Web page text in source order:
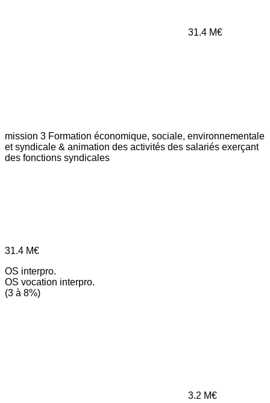
31.4 M€
mission 3 Formation économique, sociale, environnementale
et syndicale & animation des activités des salariés exerçant
des fonctions syndicales
31.4 M€
OS interpro.
OS vocation interpro.
(3 à 8%)
3.2 M€